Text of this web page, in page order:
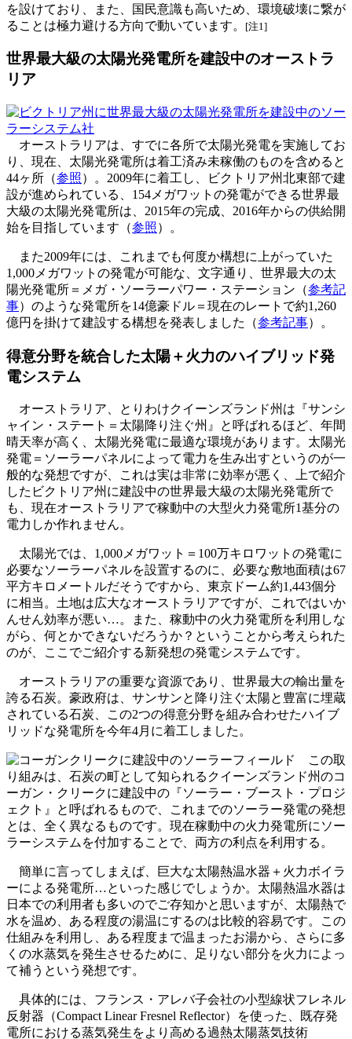
を設けており、また、国民意識も高いため、環境破壊に繋が
ることは極力避ける方向で動いています。
[注1]
世界最大級の太陽光発電所を建設中のオーストラ
リア
オーストラリアは、すでに各所で太陽光発電を実施してお
り、現在、太陽光発電所は着工済み未稼働のものを含めると
44ヶ所（参照）。2009年に着工し、ビクトリア州北東部で建
設が進められている、154メガワットの発電ができる世界最
大級の太陽光発電所は、2015年の完成、2016年からの供給開
始を目指しています（参照）。
また2009年には、これまでも何度か構想に上がっていた
1,000メガワットの発電が可能な、文字通り、世界最大の太
陽光発電所＝メガ・ソーラーパワー・ステーション（参考記
事）のような発電所を14億豪ドル＝現在のレートで約1,260
億円を掛けて建設する構想を発表しました（参考記事）。
得意分野を統合した太陽＋火力のハイブリッド発
電システム
オーストラリア、とりわけクイーンズランド州は『サンシ
ャイン・ステート＝太陽降り注ぐ州』と呼ばれるほど、年間
晴天率が高く、太陽光発電に最適な環境があります。太陽光
発電＝ソーラーパネルによって電力を生み出すというのが一
般的な発想ですが、これは実は非常に効率が悪く、上で紹介
したビクトリア州に建設中の世界最大級の太陽光発電所で
も、現在オーストラリアで稼動中の大型火力発電所1基分の
電力しか作れません。
太陽光では、1,000メガワット＝100万キロワットの発電に
必要なソーラーパネルを設置するのに、必要な敷地面積は67
平方キロメートルだそうですから、東京ドーム約1,443個分
に相当。土地は広大なオーストラリアですが、これではいか
んせん効率が悪い…。また、稼動中の火力発電所を利用しな
がら、何とかできないだろうか？ということから考えられた
のが、ここでご紹介する新発想の発電システムです。
オーストラリアの重要な資源であり、世界最大の輸出量を
誇る石炭。豪政府は、サンサンと降り注ぐ太陽と豊富に埋蔵
されている石炭、この2つの得意分野を組み合わせたハイブ
リッドな発電所を今年4月に着工しました。
この取
り組みは、石炭の町として知られるクイーンズランド州のコ
ーガン・クリークに建設中の『ソーラー・ブースト・プロジ
ェクト』と呼ばれるもので、これまでのソーラー発電の発想
とは、全く異なるものです。現在稼動中の火力発電所にソー
ラーシステムを付加することで、両方の利点を利用する。
簡単に言ってしまえば、巨大な太陽熱温水器＋火力ボイラ
ーによる発電所…といった感じでしょうか。太陽熱温水器は
日本での利用者も多いのでご存知かと思いますが、太陽熱で
水を温め、ある程度の湯温にするのは比較的容易です。この
仕組みを利用し、ある程度まで温まったお湯から、さらに多
くの水蒸気を発生させるために、足りない部分を火力によっ
て補うという発想です。
具体的には、フランス・アレバ子会社の小型線状フレネル
反射器（Compact Linear Fresnel Reflector）を使った、既存発
電所における蒸気発生をより高める過熱太陽蒸気技術